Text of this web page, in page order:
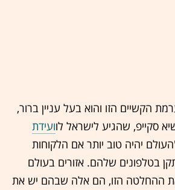
הקשיים הזו והוא בעל עניין ברור,
סקייפ, שהגיע לישראל לוועידת
יהיה טוב יותר אם הלקוחות
בטלפונים שלהם. אזורים בעולם
ההחלטה הזו, הם אלה שבהם יש את